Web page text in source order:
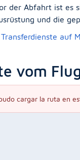
der Abfahrt ist es
und die
auf
vom
cargar la ruta en